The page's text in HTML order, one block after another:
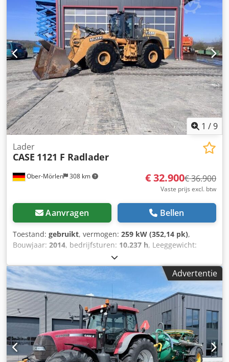
1 /9
Ober-Mörlen 308 km
Lader
CASE 1121 F Radlader
€ 32.900€ 36.900
Vaste prijs excl. btw
Aanvragen Bellen
Toestand: gebruikt, vermogen: 259 kW (352,14 pk),
Bouwjaar: 2014, bedrijfsturen: 10.237 h, Leeggewicht:
27.024 kg Neem contact op met Emal Jaweed voor meer
informatie. Wiellader, Case 1121F, bouwjaar 2014,
bedrijfsuren: 10.237 h, lengte: 8.960 mm, breedte: 2.990
mm, hoogte: 3.570 mm, maximaal toegestaan
totaalgewicht: 27.024 kg, motor: Case, motorvermogen: 239
kW, airconditioning, weegsysteem, extra hydraulica,
achteruitrijcamera, automatische smering, bakafmetingen:
lengte: 1.800 mm, breedte: 3.000 mm, hoogte: 1.750 mm,
video beschikbaar. Overig: * Wij bieden meer dan 200
eenheden te koop aan. * Onze locatie ligt 30 km ten
Advertentie